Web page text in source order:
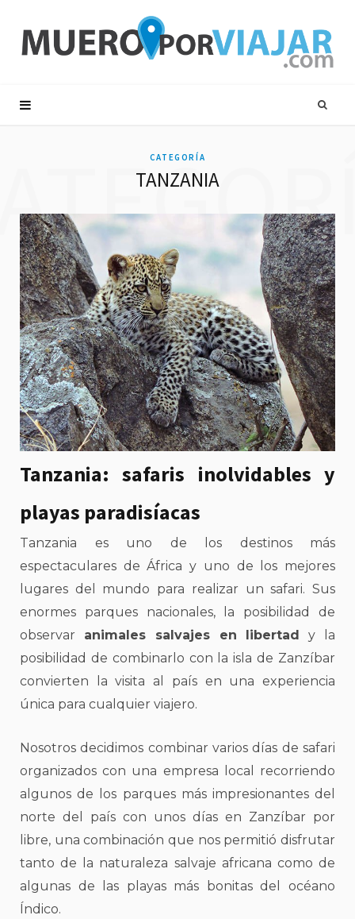
CATEGORÍA
TANZANIA
Tanzania: safaris inolvidables y
playas paradisíacas
Tanzania es uno de los destinos más
espectaculares de África y uno de los mejores
lugares del mundo para realizar un safari. Sus
enormes parques nacionales, la posibilidad de
observar animales salvajes en libertad y la
posibilidad de combinarlo con la isla de Zanzíbar
convierten la visita al país en una experiencia
única para cualquier viajero.
Nosotros decidimos combinar varios días de safari
organizados con una empresa local recorriendo
algunos de los parques más impresionantes del
norte del país con unos días en Zanzíbar por
libre, una combinación que nos permitió disfrutar
tanto de la naturaleza salvaje africana como de
algunas de las playas más bonitas del océano
Índico.